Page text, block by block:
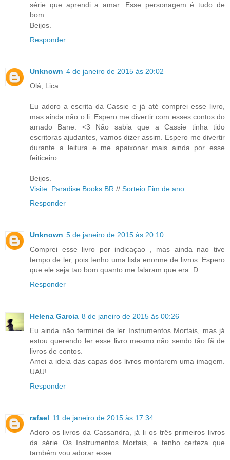
série que aprendi a amar. Esse personagem é tudo de
bom.
Beijos.
Responder
Unknown 4 de janeiro de 2015 às 20:02
Olá, Lica.
Eu adoro a escrita da Cassie e já até comprei esse livro,
mas ainda não o li. Espero me divertir com esses contos do
amado Bane. <3 Não sabia que a Cassie tinha tido
escritoras ajudantes, vamos dizer assim. Espero me divertir
durante a leitura e me apaixonar mais ainda por esse
feiticeiro.
Beijos.
Visite: Paradise Books BR // Sorteio Fim de ano
Responder
Unknown 5 de janeiro de 2015 às 20:10
Comprei esse livro por indicaçao , mas ainda nao tive
tempo de ler, pois tenho uma lista enorme de livros .Espero
que ele seja tao bom quanto me falaram que era :D
Responder
Helena Garcia 8 de janeiro de 2015 às 00:26
Eu ainda não terminei de ler Instrumentos Mortais, mas já
estou querendo ler esse livro mesmo não sendo tão fã de
livros de contos.
Amei a ideia das capas dos livros montarem uma imagem.
UAU!
Responder
rafael 11 de janeiro de 2015 às 17:34
Adoro os livros da Cassandra, já li os três primeiros livros
da série Os Instrumentos Mortais, e tenho certeza que
também vou adorar esse.